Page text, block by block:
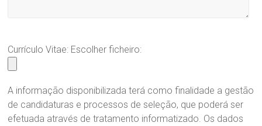
Currículo Vitae: Escolher ficheiro:
A informação disponibilizada terá como finalidade a gestão
de candidaturas e processos de seleção, que poderá ser
efetuada através de tratamento informatizado. Os dados